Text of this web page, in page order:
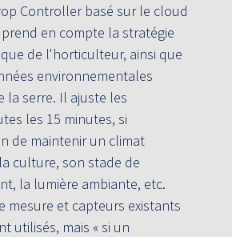
Controller basé sur le cloud
en compte la stratégie
de l'horticulteur, ainsi que
environnementales
la serre. Il ajuste les
les 15 minutes, si
de maintenir un climat
culture, son stade de
la lumière ambiante, etc.
mesure et capteurs existants
utilisés, mais « si un